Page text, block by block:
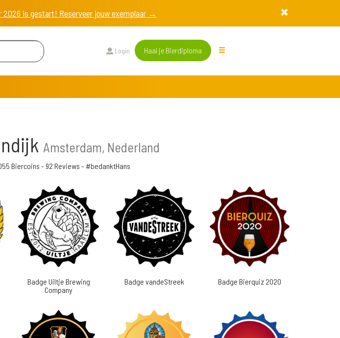
2026 is gestart! Reserveer jouw exemplaar →
Login Haal je Bierdiploma
Amsterdam, Nederland
Biercoins - 92 Reviews - #bedanktHans
Badge Uiltje Brewing
Company
Badge vandeStreek Badge Bierquiz 2020